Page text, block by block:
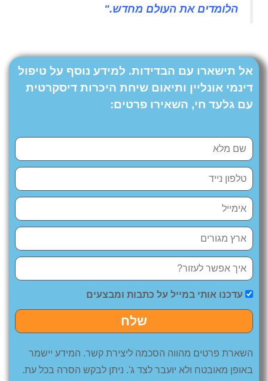
הלומדים את העולם מחדש."
אל תישארו עם הבדידות. למידע נוסף על טיפול
דינמי אונליין ותיאום שיחת היכרות דיסקרטית
עם גלעד חי, השאירו פרטים:
עדכנו אותי במייל על כתבות ומבצעים
שלח
השארת פרטים מהווה הסכמה ליצירת קשר. המידע יישמר
באופן מאובטח ולא יועבר לצד ג'. ניתן לבקש הסרה בכל עת.